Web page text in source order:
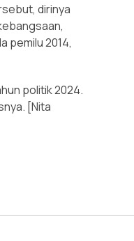
dirinya
pemilu 2014,
politik 2024.
[Nita